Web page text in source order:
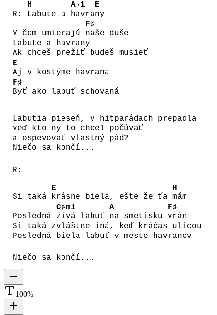
R:
H
Labute a
A♭i
havra
E
ny
V čom umierajú
F♯
naše duše
Labute a havrany
Ak chceš prežiť budeš musieť
E
Aj v kostýme havrana
F♯
Byť ako labuť schovaná
Labutia pieseň, v hitparádach prepadla
veď kto ny to chcel počúvať
a ospevovať vlastný pád?
Niečo sa končí...
R:
Si taká
E
krásne biela, ešte že ťa
H
mám
Posledná
C♯mi
živá labuť
A
na smetisku
F♯
vrán
Si taká zvláštne iná, keď kráčas ulicou
Posledná biela labuť v meste havranov
Niečo sa končí...
100%